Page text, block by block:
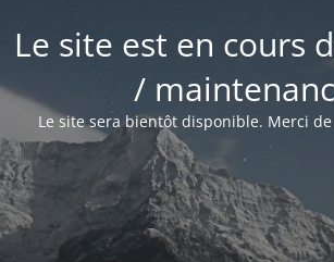
Le site est en cours
/
Le site sera bientôt disponible. Merci